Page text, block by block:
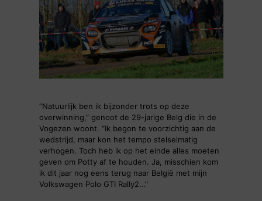
“Natuurlijk ben ik bijzonder trots op deze
overwinning,” genoot de 29-jarige Belg die in de
Vogezen woont. “Ik begon te voorzichtig aan de
wedstrijd, maar kon het tempo stelselmatig
verhogen. Toch heb ik op het einde alles moeten
geven om Potty af te houden. Ja, misschien kom
ik dit jaar nog eens terug naar België met mijn
Volkswagen Polo GTI Rally2…”